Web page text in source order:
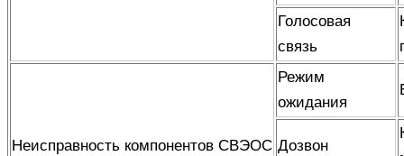
Голосовая
связь
Неисправность компонентов СВЭОС
Режим
ожидания
Дозвон